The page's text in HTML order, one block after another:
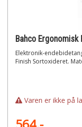
Bahco
Elektronik-
Finish Sortoxideret.
Varen er ikke på